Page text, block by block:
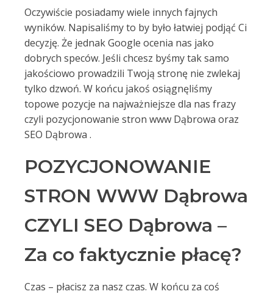
Oczywiście posiadamy wiele innych fajnych
wyników. Napisaliśmy to by było łatwiej podjąć Ci
decyzję. Że jednak Google ocenia nas jako
dobrych speców. Jeśli chcesz byśmy tak samo
jakościowo prowadzili Twoją stronę nie zwlekaj
tylko dzwoń. W końcu jakoś osiągnęliśmy
topowe pozycje na najważniejsze dla nas frazy
czyli pozycjonowanie stron www Dąbrowa oraz
SEO Dąbrowa .
POZYCJONOWANIE
STRON WWW Dąbrowa
CZYLI SEO Dąbrowa –
Za co faktycznie płacę?
Czas – płacisz za nasz czas. W końcu za coś